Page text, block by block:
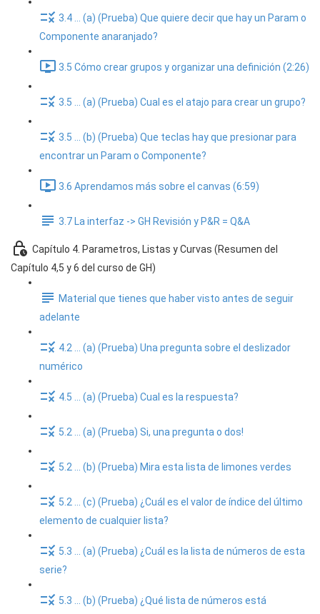
3.4 ... (a) (Prueba) Que quiere decir que hay un Param o
Componente anaranjado?
3.5 Cómo crear grupos y organizar una definición (2:26)
3.5 ... (a) (Prueba) Cual es el atajo para crear un grupo?
3.5 ... (b) (Prueba) Que teclas hay que presionar para
encontrar un Param o Componente?
3.6 Aprendamos más sobre el canvas (6:59)
3.7 La interfaz -> GH Revisión y P&R = Q&A
Capítulo 4. Parametros, Listas y Curvas (Resumen del
Capítulo 4,5 y 6 del curso de GH)
Material que tienes que haber visto antes de seguir
adelante
4.2 ... (a) (Prueba) Una pregunta sobre el deslizador
numérico
4.5 ... (a) (Prueba) Cual es la respuesta?
5.2 ... (a) (Prueba) Si, una pregunta o dos!
5.2 ... (b) (Prueba) Mira esta lista de limones verdes
5.2 ... (c) (Prueba) ¿Cuál es el valor de índice del último
elemento de cualquier lista?
5.3 ... (a) (Prueba) ¿Cuál es la lista de números de esta
serie?
5.3 ... (b) (Prueba) ¿Qué lista de números está